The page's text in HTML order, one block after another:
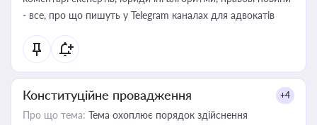
- все, про що пишуть у Telegram каналах для адвокатів
Конституційне провадження +4
Про що тема: Тема охоплює порядок здійснення